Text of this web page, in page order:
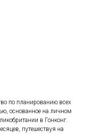
по планированию всех
основанное на личном
в Гонконг.
путешествуя на